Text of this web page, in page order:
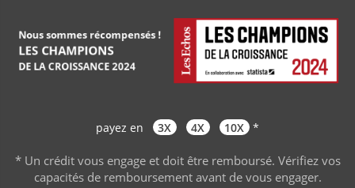
payez en 3X 4X 10X *
* Un crédit vous engage et doit être remboursé. Vérifiez vos
capacités de remboursement avant de vous engager.